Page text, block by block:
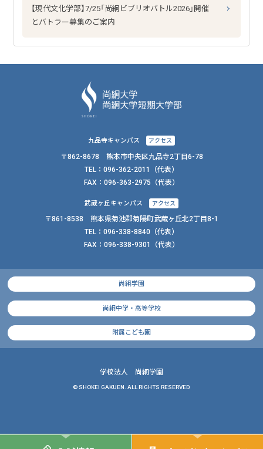
【現代文化学部】7/25「尚絅ビブリオバトル2026」開催
とバトラー募集のご案内
九品寺キャンパス アクセス
〒862-8678 熊本市中央区九品寺2丁目6-78
TEL： 096-362-2011
（代表）
FAX： 096-363-2975（代表）
武蔵ヶ丘キャンパス アクセス
〒861-8538 熊本県菊池郡菊陽町武蔵ヶ丘北2丁目8-1
TEL： 096-338-8840 （代表）
FAX： 096-338-9301（代表）
尚絅学園
尚絅中学・高等学校
附属こども園
学校法人 尚絅学園
© SHOKEI GAKUEN. ALL RIGHTS RESERVED.